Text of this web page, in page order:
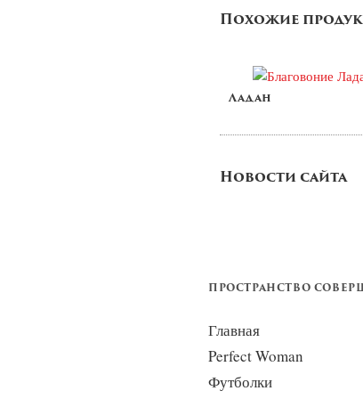
Похожие
Ладан
Новости сайта
ПРОСТРАНСТВО
Главная
Perfect Woman
Футболки